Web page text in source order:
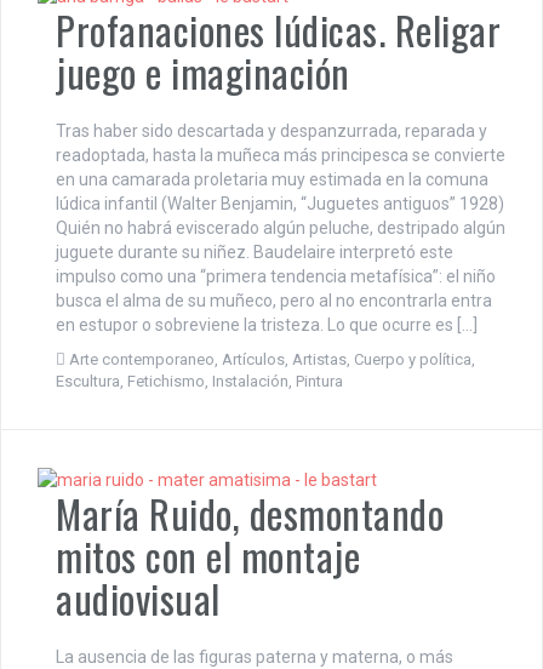
Profanaciones lúdicas. Religar
juego e imaginación
Tras haber sido descartada y despanzurrada, reparada y
readoptada, hasta la muñeca más principesca se convierte
en una camarada proletaria muy estimada en la comuna
lúdica infantil (Walter Benjamin, “Juguetes antiguos” 1928)
Quién no habrá eviscerado algún peluche, destripado algún
juguete durante su niñez. Baudelaire interpretó este
impulso como una “primera tendencia metafísica”: el niño
busca el alma de su muñeco, pero al no encontrarla entra
en estupor o sobreviene la tristeza. Lo que ocurre es […]
Arte contemporaneo, Artículos, Artistas, Cuerpo y política,
Escultura, Fetichismo, Instalación, Pintura
María Ruido, desmontando
mitos con el montaje
audiovisual
La ausencia de las figuras paterna y materna, o más